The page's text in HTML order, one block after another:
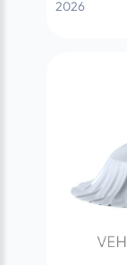
2026